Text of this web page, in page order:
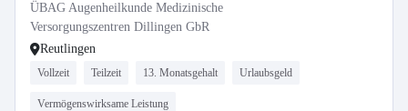
ÜBAG Augenheilkunde Medizinische
Versorgungszentren Dillingen GbR
Reutlingen
Vollzeit Teilzeit 13. Monatsgehalt Urlaubsgeld
Vermögenswirksame Leistung